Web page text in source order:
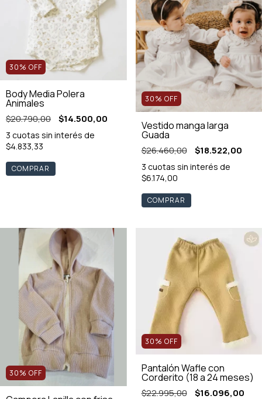
30% OFF
Body Media Polera
Animales
$20.790,00 $14.500,00
3 cuotas sin interés de
$4.833,33
COMPRAR
30% OFF
Vestido manga larga
Guada
$26.460,00 $18.522,00
3 cuotas sin interés de
$6.174,00
COMPRAR
30% OFF
30% OFF
Pantalón Wafle con
Corderito (18 a 24 meses)
$22.995,00 $16.096,00